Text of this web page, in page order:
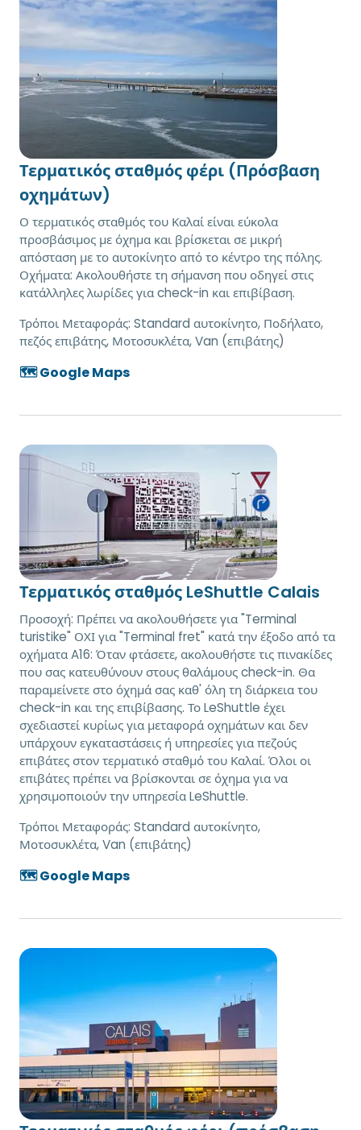
Τερματικός σταθμός φέρι (Πρόσβαση
οχημάτων)
Ο τερματικός σταθμός του Καλαί είναι εύκολα
προσβάσιμος με όχημα και βρίσκεται σε μικρή
απόσταση με το αυτοκίνητο από το κέντρο της πόλης.
Οχήματα: Ακολουθήστε τη σήμανση που οδηγεί στις
κατάλληλες λωρίδες για check-in και επιβίβαση.
Τρόποι Μεταφοράς: Standard αυτοκίνητο, Ποδήλατο,
πεζός επιβάτης, Μοτοσυκλέτα, Van (επιβάτης)
🗺️ Google Maps
Τερματικός σταθμός LeShuttle Calais
Προσοχή: Πρέπει να ακολουθήσετε για "Terminal
turistike" ΟΧΙ για "Terminal fret" κατά την έξοδο από τα
οχήματα A16: Όταν φτάσετε, ακολουθήστε τις πινακίδες
που σας κατευθύνουν στους θαλάμους check-in. Θα
παραμείνετε στο όχημά σας καθ' όλη τη διάρκεια του
check-in και της επιβίβασης. Το LeShuttle έχει
σχεδιαστεί κυρίως για μεταφορά οχημάτων και δεν
υπάρχουν εγκαταστάσεις ή υπηρεσίες για πεζούς
επιβάτες στον τερματικό σταθμό του Καλαί. Όλοι οι
επιβάτες πρέπει να βρίσκονται σε όχημα για να
χρησιμοποιούν την υπηρεσία LeShuttle.
Τρόποι Μεταφοράς: Standard αυτοκίνητο,
Μοτοσυκλέτα, Van (επιβάτης)
🗺️ Google Maps